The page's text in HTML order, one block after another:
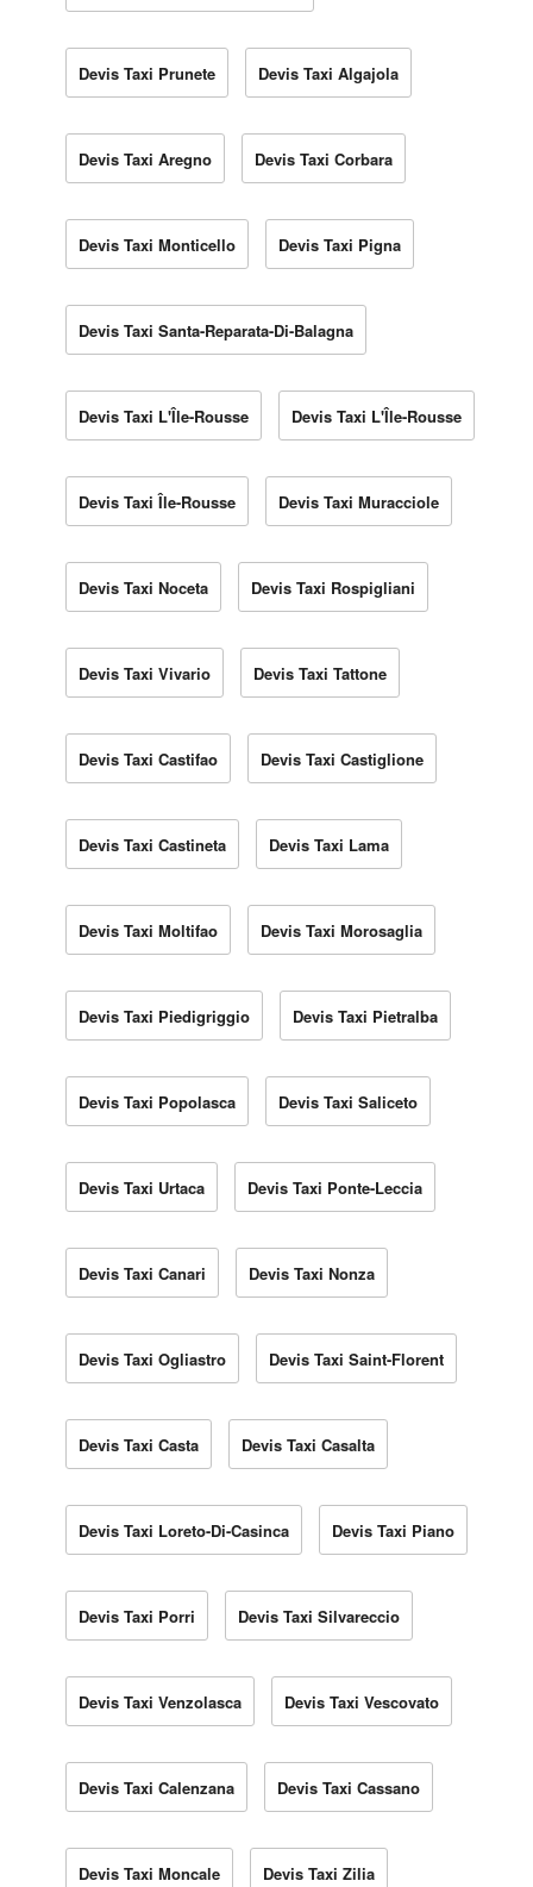
Devis Taxi Prunete Devis Taxi Algajola
Devis Taxi Aregno Devis Taxi Corbara
Devis Taxi Monticello Devis Taxi Pigna
Devis Taxi Santa-Reparata-Di-Balagna
Devis Taxi L'Île-Rousse Devis Taxi L'Île-Rousse
Devis Taxi Île-Rousse Devis Taxi Muracciole
Devis Taxi Noceta Devis Taxi Rospigliani
Devis Taxi Vivario Devis Taxi Tattone
Devis Taxi Castifao Devis Taxi Castiglione
Devis Taxi Castineta Devis Taxi Lama
Devis Taxi Moltifao Devis Taxi Morosaglia
Devis Taxi Piedigriggio Devis Taxi Pietralba
Devis Taxi Popolasca Devis Taxi Saliceto
Devis Taxi Urtaca Devis Taxi Ponte-Leccia
Devis Taxi Canari Devis Taxi Nonza
Devis Taxi Ogliastro Devis Taxi Saint-Florent
Devis Taxi Casta Devis Taxi Casalta
Devis Taxi Loreto-Di-Casinca Devis Taxi Piano
Devis Taxi Porri Devis Taxi Silvareccio
Devis Taxi Venzolasca Devis Taxi Vescovato
Devis Taxi Calenzana Devis Taxi Cassano
Devis Taxi Moncale Devis Taxi Zilia